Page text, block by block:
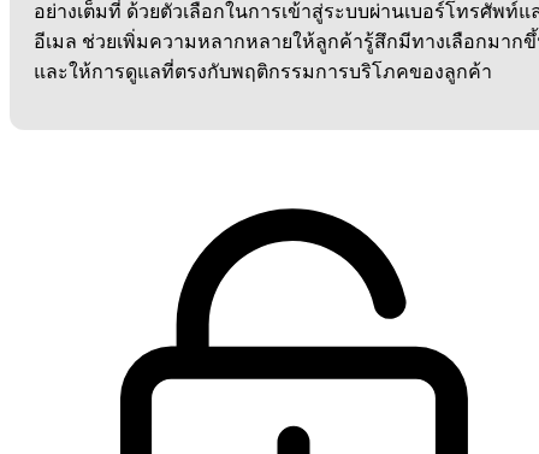
อย่างเต็มที่ ด้วยตัวเลือกในการเข้าสู่ระบบผ่านเบอร์โทรศัพท์แ
อีเมล ช่วยเพิ่มความหลากหลายให้ลูกค้ารู้สึกมีทางเลือกมาก
และให้การดูแลที่ตรงกับพฤติกรรมการบริโภคของลูกค้า